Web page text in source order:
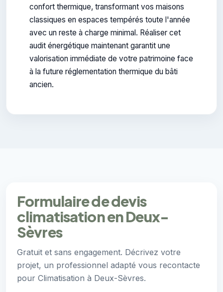
confort thermique, transformant vos maisons
classiques en espaces tempérés toute l'année
avec un reste à charge minimal. Réaliser cet
audit énergétique maintenant garantit une
valorisation immédiate de votre patrimoine face
à la future réglementation thermique du bâti
ancien.
Formulaire de devis
climatisation en Deux-
Sèvres
Gratuit et sans engagement. Décrivez votre
projet, un professionnel adapté vous recontacte
pour Climatisation à Deux-Sèvres.